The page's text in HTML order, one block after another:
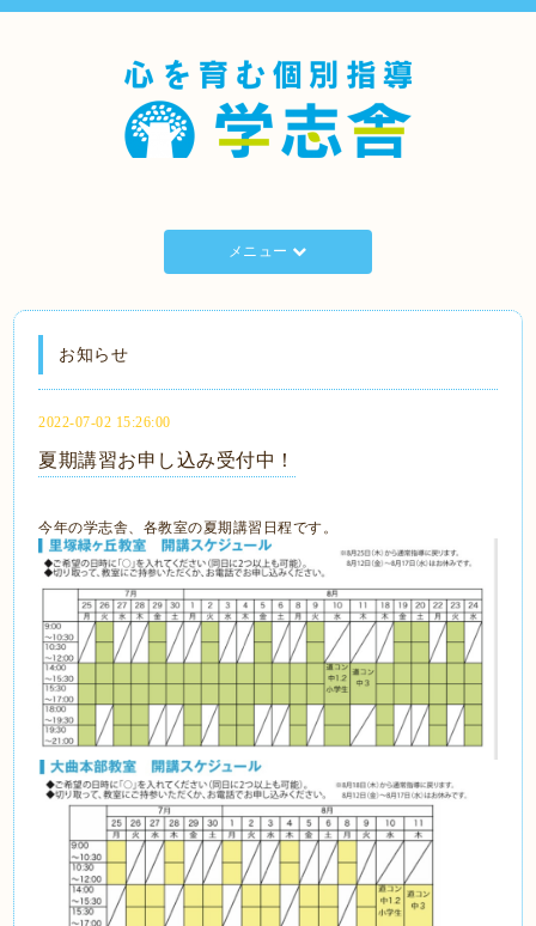
メニュー
お知らせ
2022-07-02 15:26:00
夏期講習お申し込み受付中！
今年の学志舎、各教室の夏期講習日程です。